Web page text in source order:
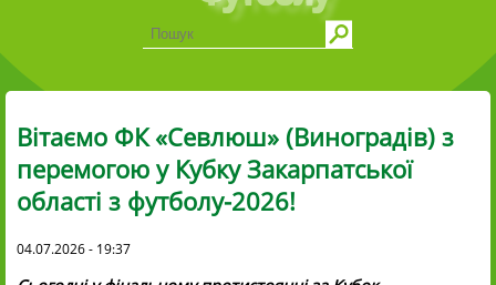
Вітаємо ФК «Севлюш» (Виноградів) з
перемогою у Кубку Закарпатської
області з футболу-2026!
04.07.2026 - 19:37